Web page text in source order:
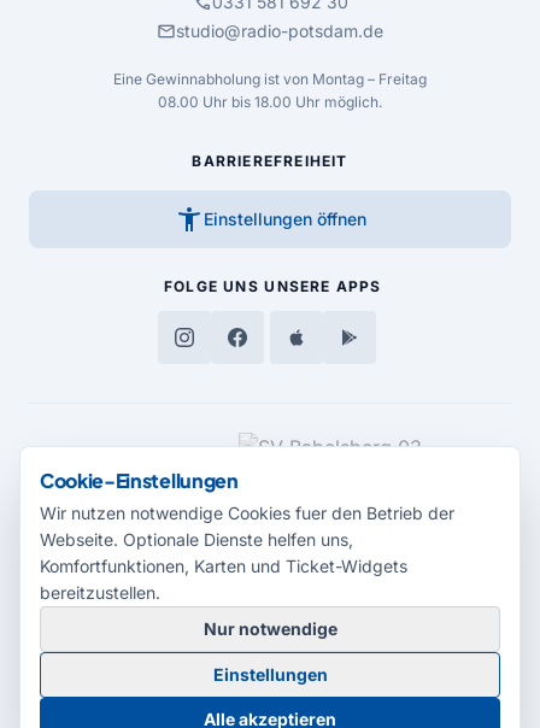
mailstudio@radio-potsdam.de
Eine Gewinnabholung ist von Montag – Freitag
08.00 Uhr bis 18.00 Uhr möglich.
BARRIEREFREIHEIT
accessibility_new Einstellungen öffnen
FOLGE UNS UNSERE APPS
MEDIENPARTNER
© 2026 Radio Potsdam. Webseite entwickelt durch dieMedienagentur
Babelsberg
BarrierefreiheitserklärungAGBDatenschutzImpressum
Cookie-Einstellungen
Wir nutzen notwendige Cookies fuer den Betrieb der
Webseite. Optionale Dienste helfen uns,
Komfortfunktionen, Karten und Ticket-Widgets
bereitzustellen.
Nur notwendige
Einstellungen
Alle akzeptieren